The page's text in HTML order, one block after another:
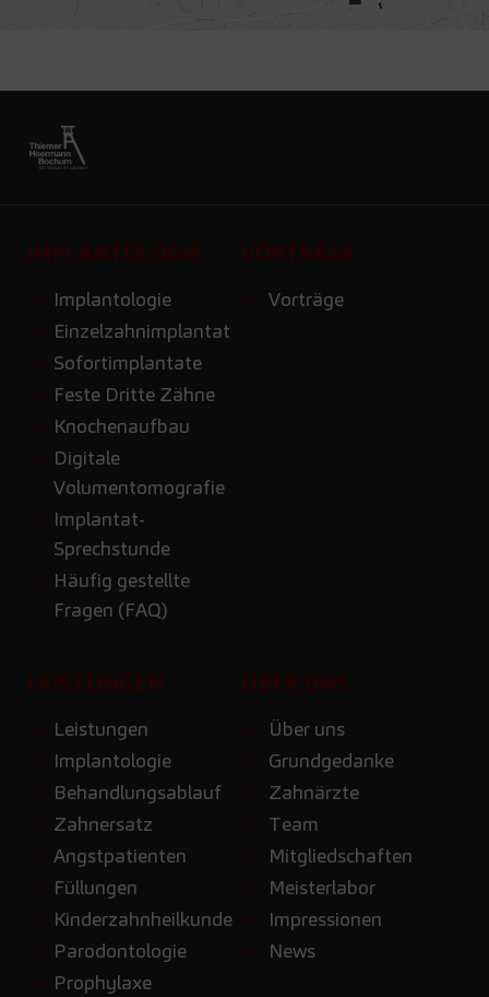
IMPLANTOLOGIE
Implantologie
Einzelzahnimplantat
Sofortimplantate
Feste Dritte Zähne
Knochenaufbau
Digitale
Volumentomografie
Implantat-
Sprechstunde
Häufig gestellte
Fragen (FAQ)
VORTRÄGE
Vorträge
LEISTUNGEN
Leistungen
Implantologie
Behandlungsablauf
Zahnersatz
Angstpatienten
Füllungen
Kinderzahnheilkunde
Parodontologie
Prophylaxe
ÜBER UNS
Über uns
Grundgedanke
Zahnärzte
Team
Mitgliedschaften
Meisterlabor
Impressionen
News